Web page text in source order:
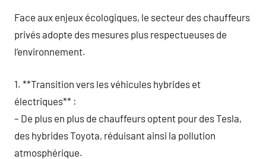
Face aux enjeux écologiques, le secteur des chauffeurs
privés adopte des mesures plus respectueuses de
l’environnement.
1. **Transition vers les véhicules hybrides et
électriques** :
– De plus en plus de chauffeurs optent pour des Tesla,
des hybrides Toyota, réduisant ainsi la pollution
atmosphérique.